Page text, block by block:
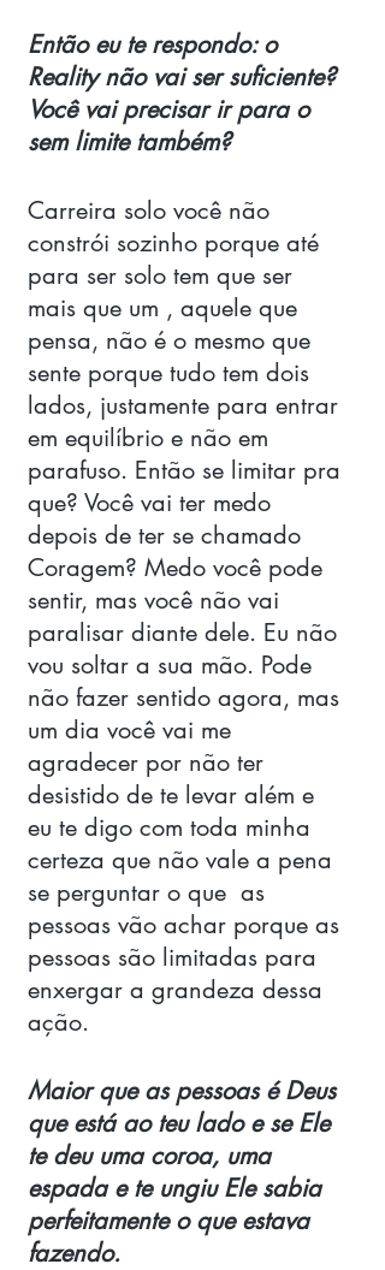
Então eu te respondo: o
Reality não vai ser suficiente?
Você vai precisar ir para o
sem limite também?
Carreira solo você não
constrói sozinho porque até
para ser solo tem que ser
mais que um , aquele que
pensa, não é o mesmo que
sente porque tudo tem dois
lados, justamente para entrar
em equilíbrio e não em
parafuso. Então se limitar pra
que? Você vai ter medo
depois de ter se chamado
Coragem? Medo você pode
sentir, mas você não vai
paralisar diante dele. Eu não
vou soltar a sua mão. Pode
não fazer sentido agora, mas
um dia você vai me
agradecer por não ter
desistido de te levar além e
eu te digo com toda minha
certeza que não vale a pena
se perguntar o que  as
pessoas vão achar porque as
pessoas são limitadas para
enxergar a grandeza dessa
ação.
Maior que as pessoas é Deus
que está ao teu lado e se Ele
te deu uma coroa, uma
espada e te ungiu Ele sabia
perfeitamente o que estava
fazendo.